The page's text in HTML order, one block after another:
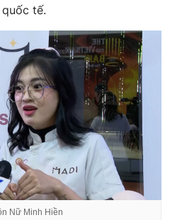
tế.
Nữ Minh Hiền